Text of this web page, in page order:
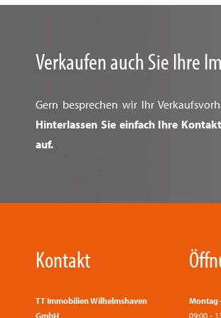
Verkaufen auch Sie Ihre
Gern besprechen wir Ihr
Hinterlassen Sie einfach Ihre
auf.
Kontakt
TT Immobilien Wilhelmshaven
GmbH
Montag
09:00 -